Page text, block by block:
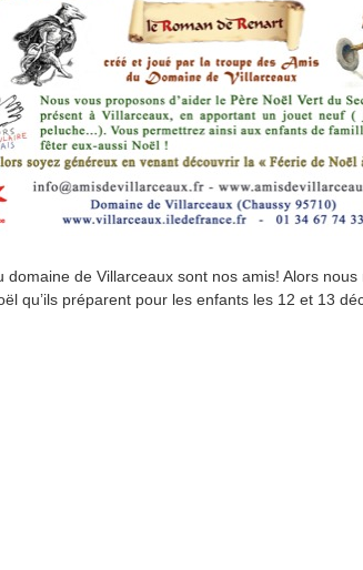
domaine de Villarceaux sont nos amis! Alors
qu’ils préparent pour les enfants les 12 et 13